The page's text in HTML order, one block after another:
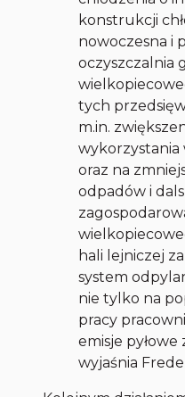
konstrukcji
nowoczesna i
oczyszczalnia
tych
m.in.
wykorzystania
oraz na
odpadów i
hali lejniczej
system
nie tylko na
pracy
emisje pyłowe
wyjaśnia